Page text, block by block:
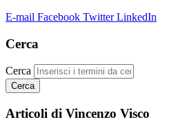
E-mail Facebook TwitterLinkedIn
Cerca
Cerca
Articoli di Vincenzo Visco